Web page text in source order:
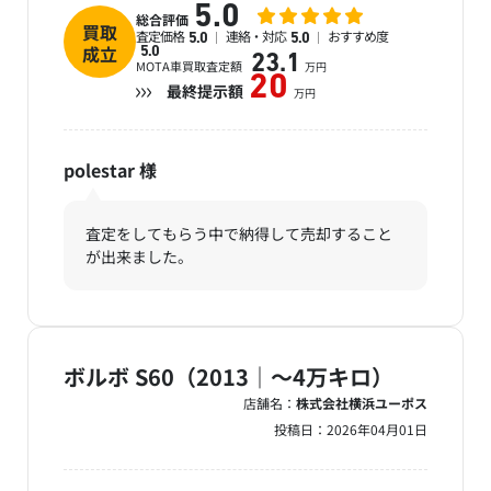
買取
成立
総合評価 5.0
査定価格 5.0 連絡・対応 5.0 おすすめ度
5.0
MOTA車買取査定額 23.1 万円
最終提示額 20 万円
polestar様
査定をしてもらう中で納得して売却すること
が出来ました。
ボルボ S60（2013｜～4万キロ）
店舗名： 株式会社横浜ユーポス
投稿日： 2026年04月01日